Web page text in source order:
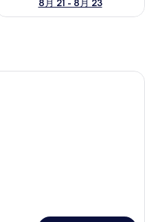
榮客房, 1 張特大雙人床 | 高級寢具